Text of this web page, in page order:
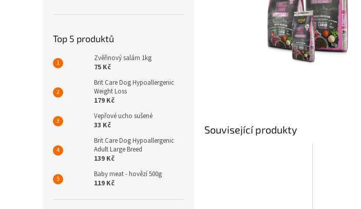
Top 5 produktů
Zvěřinový salám 1kg
75 Kč
Brit Care Dog Hypoallergenic
Weight Loss
179 Kč
Vepřové ucho sušené
33 Kč
Brit Care Dog Hypoallergenic
Adult Large Breed
139 Kč
Baby meat - hovězí 500g
119 Kč
Související produkty